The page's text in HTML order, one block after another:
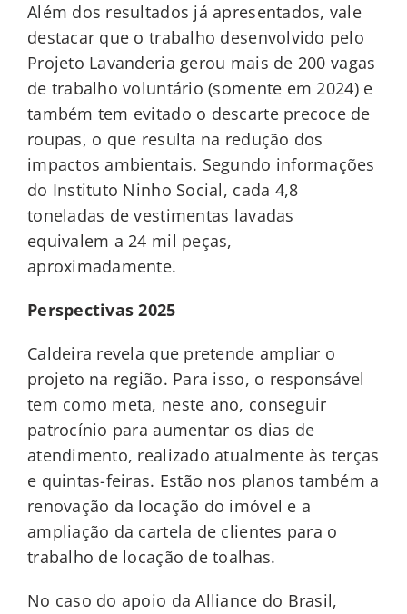
Além dos resultados já apresentados, vale
destacar que o trabalho desenvolvido pelo
Projeto Lavanderia gerou mais de 200 vagas
de trabalho voluntário(somente em 2024)e
também tem evitado o descarte precoce de
roupas, o que resulta na redução dos
impactos ambientais. Segundo informações
do Instituto Ninho Social, cada 4,8
toneladas de vestimentas lavadas
equivalem a 24 mil peças,
aproximadamente.
Perspectivas 2025
Caldeira revela que pretende ampliar o
projeto na região. Para isso, o responsável
tem como meta, neste ano, conseguir
patrocínio para aumentar os dias de
atendimento, realizado atualmente às terças
e quintas-feiras. Estão nos planos também a
renovação da locação do imóvel e a
ampliação da cartela de clientes para o
trabalho de locação de toalhas.
No caso do apoio da Alliance do Brasil,